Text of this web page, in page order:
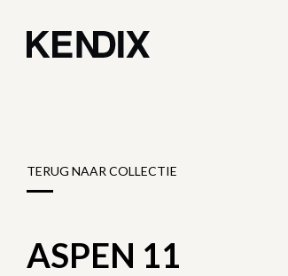
TERUG NAAR COLLECTIE
ASPEN 11